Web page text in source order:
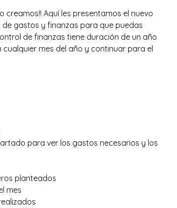
creamos!! Aquí les presentamos el nuevo
gastos y finanzas para que puedas
de finanzas tiene duración de un año
mes del año y continuar para el
para ver los gastos necesarios y los
planteados
mes